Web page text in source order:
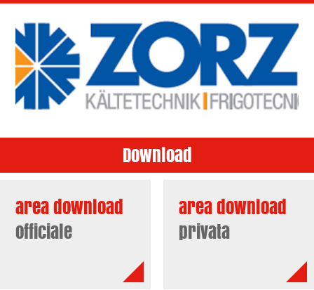
Download
area download
officiale
area download
privata